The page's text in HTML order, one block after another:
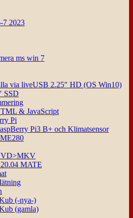
7 2023
ms win 7
via liveUSB 2.25″ HD (OS Win10)
SSD
& JavaScript
Pi
Pi3 B+ och Klimatsensor
MATE
(-nya-)
(gamla)